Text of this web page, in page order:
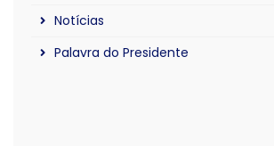
Notícias
Palavra do Presidente